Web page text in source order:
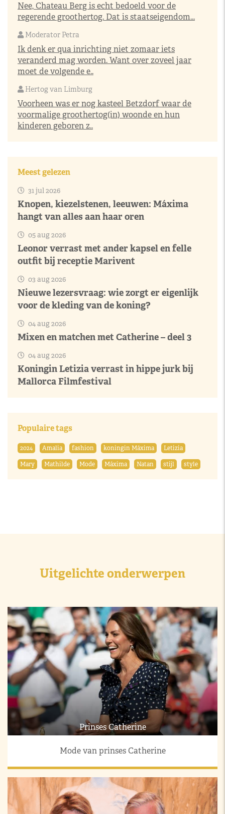
Nee, Chateau Berg is echt bedoeld voor de
regerende groothertog. Dat is staatseigendom...
Moderator Petra
Ik denk er qua inrichting niet zomaar iets
veranderd mag worden. Want over zoveel jaar
moet de volgende e..
Hertog van Limburg
Voorheen was er nog kasteel Betzdorf waar de
voormalige groothertog(in) woonde en hun
kinderen geboren z..
Meest gelezen
31 jul 2026
Knopen, kiezelstenen, leeuwen: Máxima
hangt van alles aan haar oren
05 aug 2026
Leonor verrast met ander kapsel en felle
outfit bij receptie Marivent
03 aug 2026
Nieuwe lezersvraag: wie zorgt er eigenlijk
voor de kleding van de koning?
04 aug 2026
Mixen en matchen met Catherine – deel 3
04 aug 2026
Koningin Letizia verrast in hippe jurk bij
Mallorca Filmfestival
Populaire tags
2024 Amalia fashion koningin Máxima
Letizia
Mary
Mathilde Mode Máxima Natan stijl style
Uitgelichte onderwerpen
Prinses Catherine
Mode van prinses Catherine